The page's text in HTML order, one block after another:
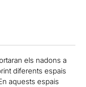
els nadons a
diferents espais
aquests espais